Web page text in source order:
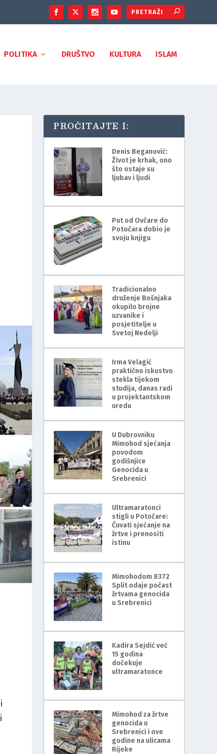
POLITIKA DRUŠTVO KULTURA ISLAM
PROČITAJTE I:
Denis Beganović:
Život je krhak, ono
što ostaje su
ljubav i ljudi
Put od Ovčare do
Potočara dobio je
svoju knjigu
Tradicionalno
druženje Bošnjaka
okupilo brojne
uzvanike i
posjetitelje u
Svetoj Nedelji
Irma Velagić
praktično iskustvo
stekla tijekom
studija, danas radi
u projektantskom
uredu
U Dubrovniku
Mimohod sjećanja
povodom
godišnjice
Genocida u
Srebrenici
Ultramaratonci
stigli u Potočare:
Čuvati sjećanje na
žrtve i prenositi
istinu
Mimohodom 8372
Split odaje počast
žrtvama genocida
u Srebrenici
Kadira Sejdić već
15 godina
dočekuje
ultramaratonce
Mimohod za žrtve
genocida u
Srebrenici i ove
godine na ulicama
Rijeke